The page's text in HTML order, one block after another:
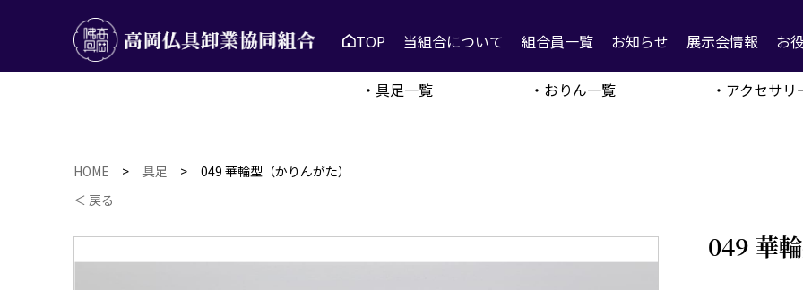
TOP 当組合について 組合員一覧 お知らせ 展示会情報 お
・具足一覧 ・おりん一覧 ・アクセサ
HOME > 具足 >
049 華輪型（かりんがた）
＜ 戻る
049 華